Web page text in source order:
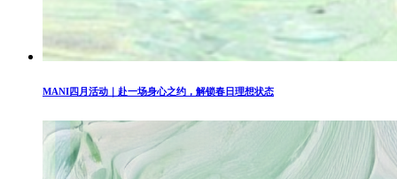
MANI四月活动｜赴一场身心之约，解锁春日理想状态